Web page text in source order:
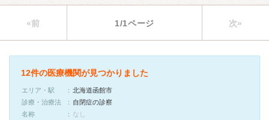
«前 1/1ページ 次»
12件の医療機関が見つかりました
エリア・駅
北海道函館市
診療・治療法
自閉症の診察
名称
なし